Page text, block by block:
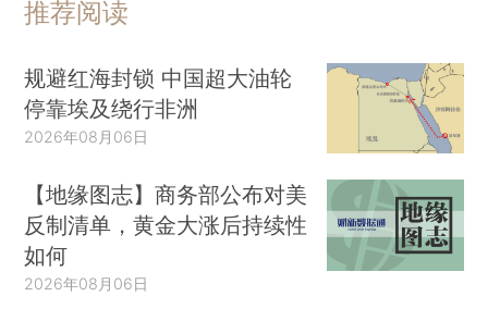
推荐阅读
规避红海封锁 中国超大油轮
停靠埃及绕行非洲
2026年08月06日
【地缘图志】商务部公布对美
反制清单，黄金大涨后持续性
如何
2026年08月06日